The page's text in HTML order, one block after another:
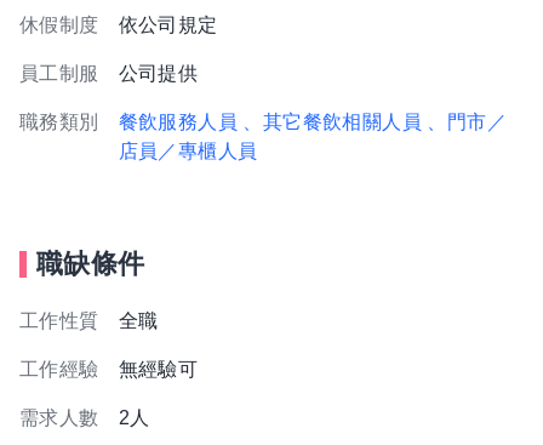
休假制度 依公司規定
員工制服 公司提供
職務類別 餐飲服務人員 、其它餐飲相關人員
、門市／
店員／專櫃人員
職缺條件
工作性質 全職
工作經驗 無經驗可
需求人數 2人